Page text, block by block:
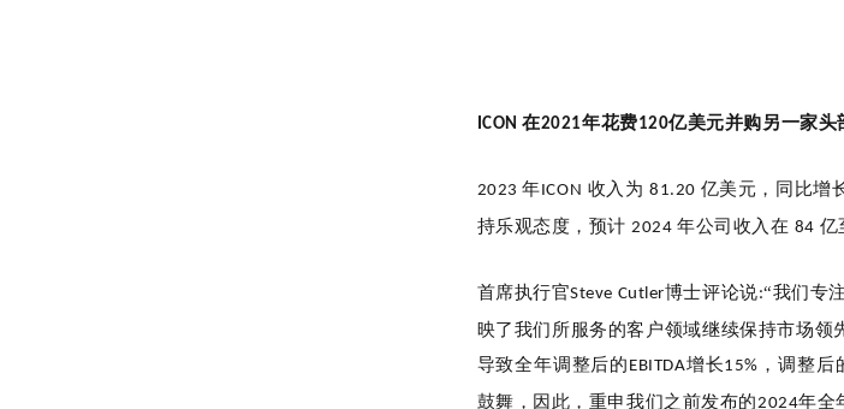
ICON在2021年花费120亿美元并购另一家头
2023年ICON 收入为 81.20 亿美元，同比增
持乐观态度，预计 2024年公司收入在 84
首席执行官Steve Cutler博士评论说:“我们专
映了我们所服务的客户领域继续保持市场领
导致全年调整后的 EBITDA增长15% ，调整后
鼓舞，因此，重申我们之前发布的2024年全